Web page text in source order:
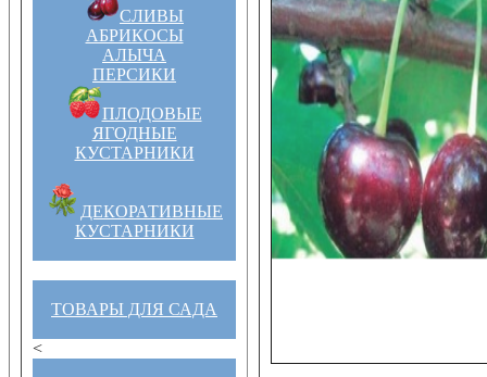
СЛИВЫ
АБРИКОСЫ
АЛЫЧА
ПЕРСИКИ
ПЛОДОВЫЕ
ЯГОДНЫЕ
КУСТАРНИКИ
ДЕКОРАТИВНЫЕ
КУСТАРНИКИ
ТОВАРЫ ДЛЯ САДА
<